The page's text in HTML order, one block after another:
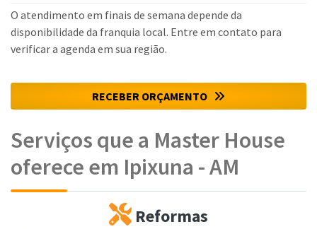
O atendimento em finais de semana depende da
disponibilidade da franquia local. Entre em contato para
verificar a agenda em sua região.
RECEBER ORÇAMENTO
Serviços que a Master House
oferece em Ipixuna - AM
Reformas